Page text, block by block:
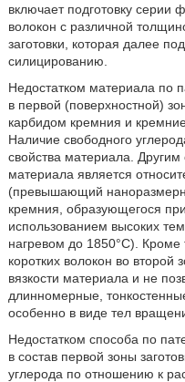
включает подготовку
волокон с различной
заготовки, которая далее
силицированию.
Недостатком материала по
в первой (поверхностной)
карбидом кремния и
Наличие свободного
свойства материала.
материала является
(превышающий
кремния, образующегося
использованием высоких
нагревом до 1850°С). Кроме
коротких волокон во второй
вязкости материала и не
длинномерные,
особенно в виде тел
Недостатком способа по
в состав первой зоны
углерода по отношению к